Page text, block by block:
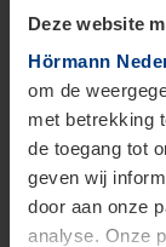
Deze website
Hörmann
om de
met betrekking
de toegang tot
geven wij
door aan onze
analyse. Onze